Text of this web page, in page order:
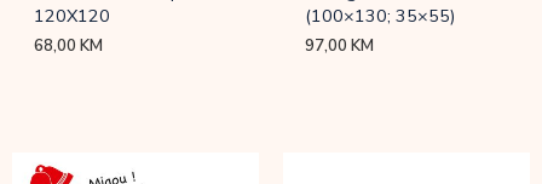
120X120
68,00KM
(100×130; 35×55)
97,00KM